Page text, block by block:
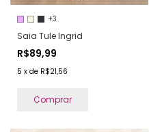
+3
Saia Tule Ingrid
R$89,99
5 x de R$21,56
Comprar